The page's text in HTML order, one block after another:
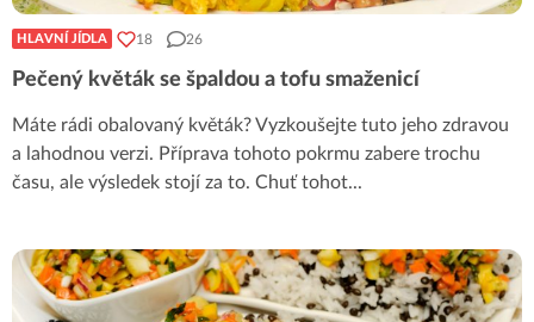
HLAVNÍ JÍDLA 18 26
Pečený květák se špaldou a tofu smaženicí
Máte rádi obalovaný květák? Vyzkoušejte tuto jeho zdravou
a lahodnou verzi. Příprava tohoto pokrmu zabere trochu
času, ale výsledek stojí za to. Chuť tohot...